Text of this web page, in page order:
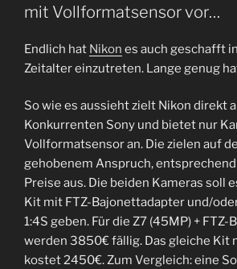
mit Vollformatsensor vor…
Endlich hat Nikon es auch geschafft
Zeitalter einzutreten. Lange genug
So wie es aussieht zielt Nikon direkt
Konkurrenten Sony und bietet nur
Vollformatsensor an. Die zielen auf
gehobenem Anspruch,
Preise aus. Die beiden Kameras soll
Kit mit FTZ-Bajonettadapter und/
1:4S geben. Für die Z7 (45MP) +
werden 3850€ fällig. Das gleiche Kit
kostet 2450€. Zum Vergleich: eine